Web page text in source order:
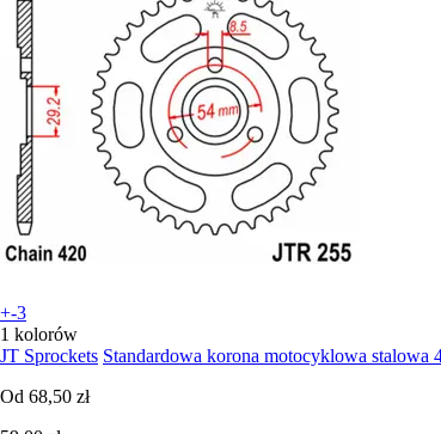
+-3
1 kolorów
JT Sprockets Standardowa korona motocyklowa stalowa
Od 68,50 zł